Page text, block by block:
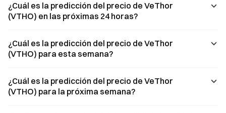
¿Cuál es la predicción del precio de VeThor
(VTHO) en las próximas 24 horas?
¿Cuál es la predicción del precio de VeThor
(VTHO) para esta semana?
¿Cuál es la predicción del precio de VeThor
(VTHO) para la próxima semana?